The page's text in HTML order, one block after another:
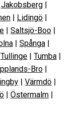
Jakobsberg|
Lidingö
Saltsjö-Boo
Spånga
Tullinge Tumba
Bro|
Värmdö
Östermalm